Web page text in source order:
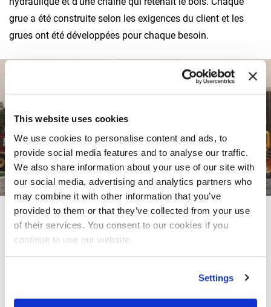
This website uses cookies
We use cookies to personalise content and ads, to
provide social media features and to analyse our traffic.
We also share information about your use of our site with
our social media, advertising and analytics partners who
may combine it with other information that you’ve
provided to them or that they’ve collected from your use
of their services. You consent to our cookies if you
continue to use our website.
Settings
grue a été construite selon les exigences du client et les
grues ont été développées pour chaque besoin.
Précédent